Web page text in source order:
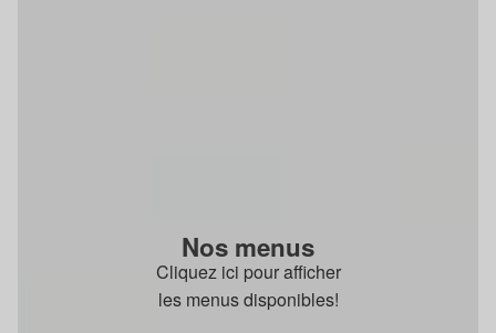
Nos menus
Cliquez ici pour afficher
les menus disponibles!